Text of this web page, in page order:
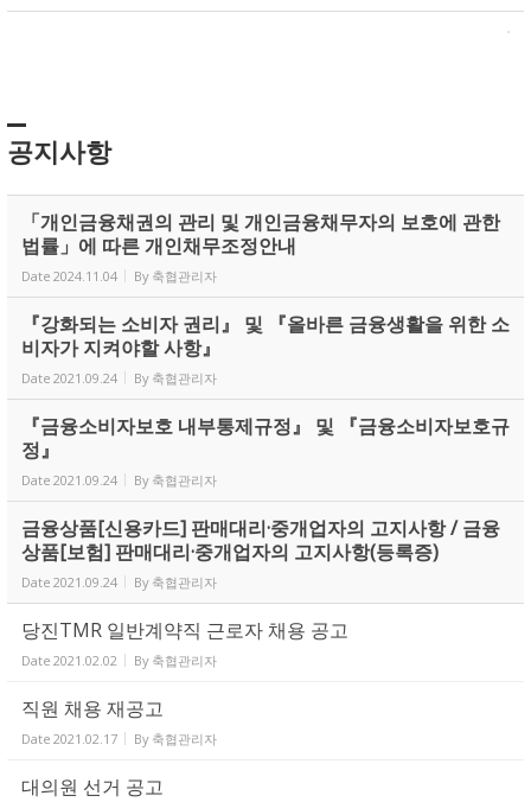
공지사항
「개인금융채권의 관리 및 개인금융채무자의 보호에 관한
법률」에 따른 개인채무조정안내
Date 2024.11.04 By 축협관리자
『강화되는 소비자 권리』 및 『올바른 금융생활을 위한 소
비자가 지켜야할 사항』
Date 2021.09.24 By 축협관리자
『금융소비자보호 내부통제규정』 및 『금융소비자보호규
정』
Date 2021.09.24 By 축협관리자
금융상품[신용카드] 판매대리·중개업자의 고지사항 / 금융
상품[보험] 판매대리·중개업자의 고지사항(등록증)
Date 2021.09.24 By 축협관리자
당진TMR 일반계약직 근로자 채용 공고
Date 2021.02.02 By 축협관리자
직원 채용 재공고
Date 2021.02.17 By 축협관리자
대의원 선거 공고